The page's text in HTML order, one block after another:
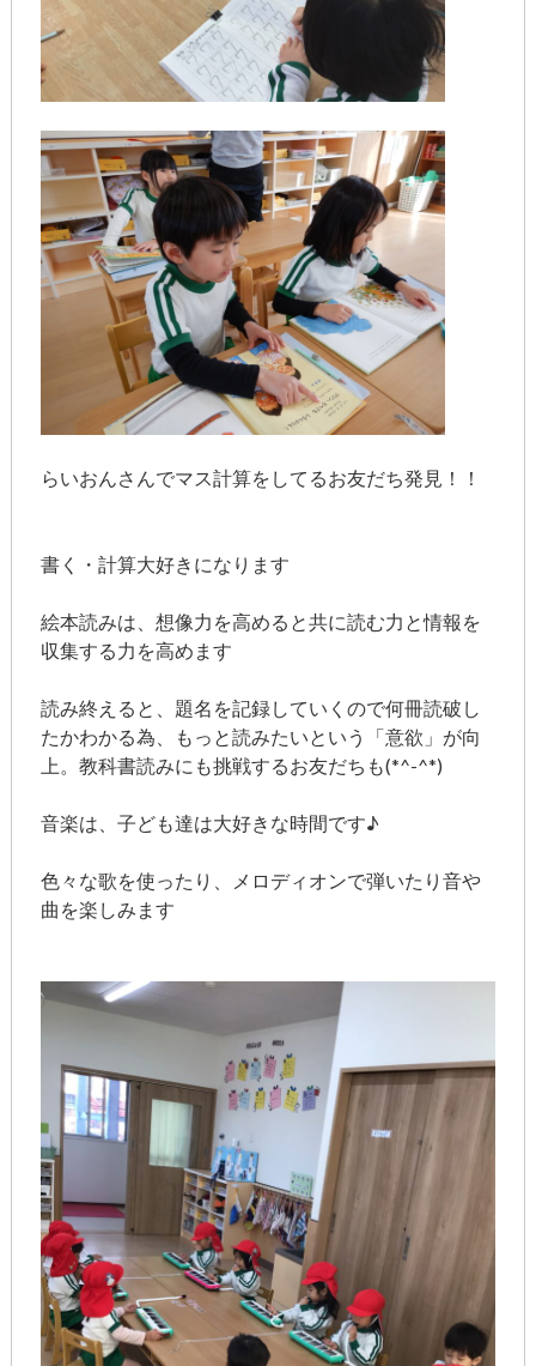
らいおんさんでマス計算をしてるお友だち発見！！
書く・計算大好きになります
絵本読みは、想像力を高めると共に読む力と情報を
収集する力を高めます
読み終えると、題名を記録していくので何冊読破し
たかわかる為、もっと読みたいという「意欲」が向
上。教科書読みにも挑戦するお友だちも(*^-^*)
音楽は、子ども達は大好きな時間です♪
色々な歌を使ったり、メロディオンで弾いたり音や
曲を楽しみます